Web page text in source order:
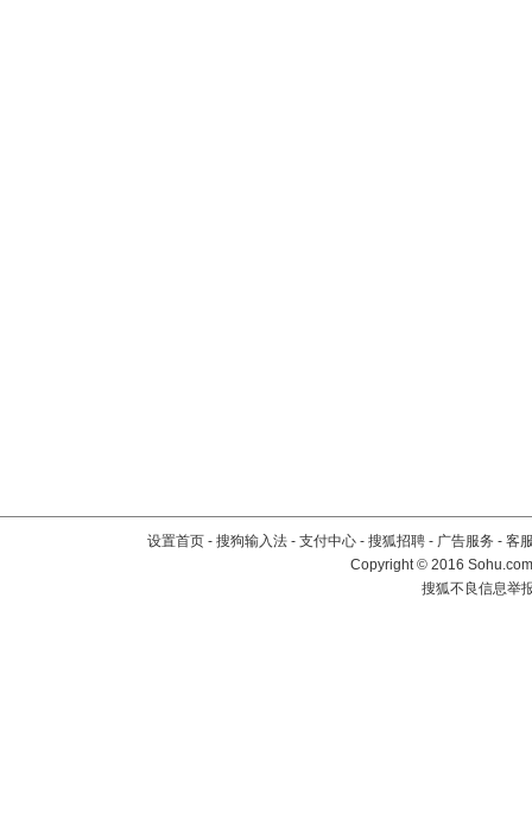
设置首页 - 搜狗输入法 - 支付中心 - 搜狐招聘 - 广告服务 - 客
Copyright©2016
搜狐不良信息举